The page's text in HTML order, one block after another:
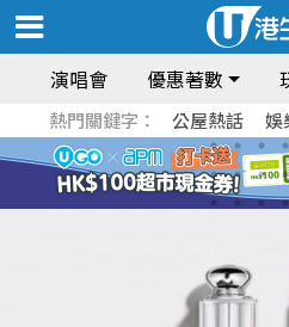
演唱會 優惠著數
熱門關鍵字： 公屋熱話 娛